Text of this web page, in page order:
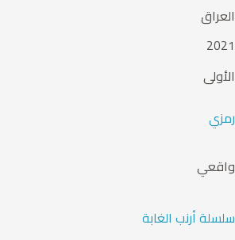
العراق
2021
الأولى
رمزي
واقعي
سلسلة أرنب الغابة